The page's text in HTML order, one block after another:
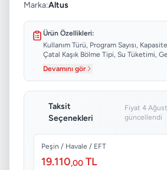
Marka:Altus
Ürün Özellikleri:
Kullanım Türü, Program Sayısı,
Çatal Kaşık Bölme Tipi, Su Tüketimi,
Devamını gör
Taksit
Seçenekleri
Fiyat 4
güncellendi
Peşin / Havale / EFT
19.110,00 TL